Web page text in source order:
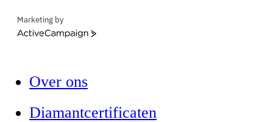
Marketing by
ActiveCampaign
Over ons
Diamantcertificaten